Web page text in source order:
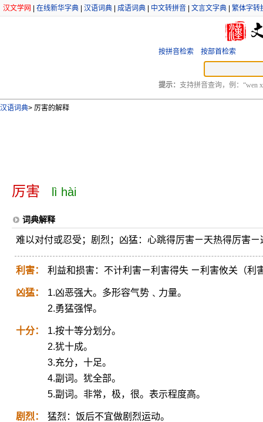
汉文学网 在线新华字典 汉语词典 成语词典 中文转拼音 文言文字典 繁体字转
按拼音检索 按部首检索
提示： 支持拼音查询，例：“wen
汉语词典> 厉害的解释
厉害 lì hài
词典解释
难以对付或忍受；剧烈；凶猛：心跳得厉害ㄧ天热得厉害
利害： 利益和损害：不计利害ㄧ利害得失 ㄧ利害攸关（利
凶猛：
1.凶恶强大。多形容气势﹑力量。
2.勇猛强悍。
十分：
1.按十等分划分。
2.犹十成。
3.充分，十足。
4.副词。犹全部。
5.副词。非常，极，很。表示程度高。
剧烈： 猛烈：饭后不宜做剧烈运动。